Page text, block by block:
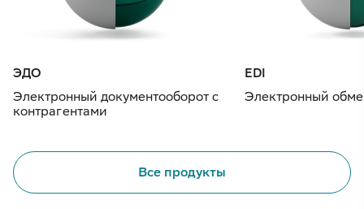
ЭДО
Электронный документооборот с
контрагентами
EDI
Электронный
Все продукты